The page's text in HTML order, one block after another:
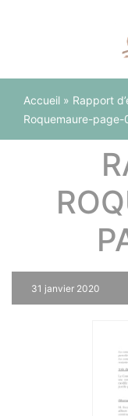
Accueil » Rapport
Roquemaure-page-
31 janvier 2020